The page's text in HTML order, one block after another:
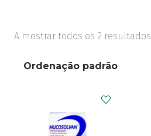
A mostrar todos os 2 resultados